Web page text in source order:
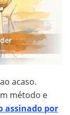
acaso.
método e
assinado por